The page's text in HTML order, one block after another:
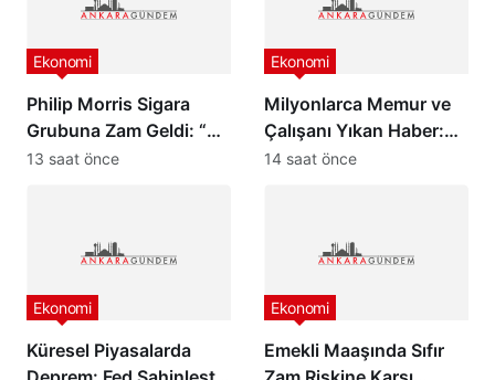
Philip Morris Sigara
Grubuna Zam Geldi: “En
Pahalı Sigara 140 TL
Ekonomi
13 saat önce
Milyonlarca Memur ve
Çalışanı Yıkan Haber:
Zam Oranlarında
Ekonomi
14 saat önce
Küresel Piyasalarda
Ekonomi
Emekli Maaşında Sıfır
Ekonomi